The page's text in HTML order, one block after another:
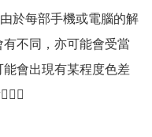
於每部手機或電腦的解
不同，亦可能會受當
會出現有某程度色差